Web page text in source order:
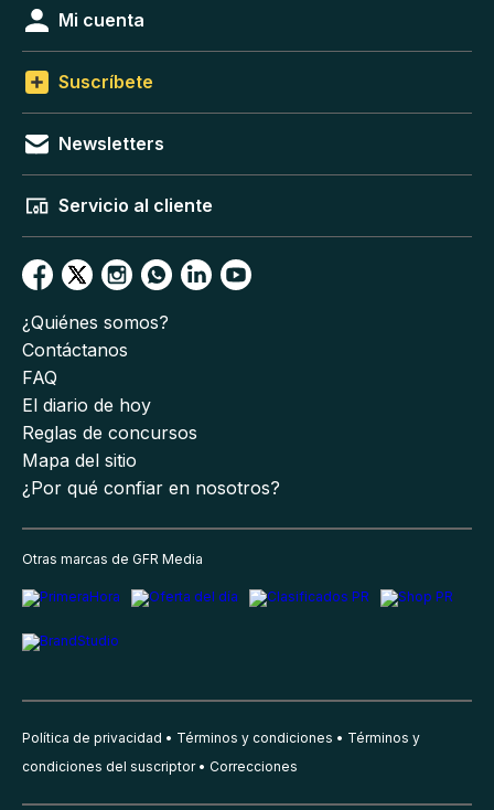
Mi cuenta
Suscríbete
Newsletters
Servicio al cliente
¿Quiénes somos?
Contáctanos
FAQ
El diario de hoy
Reglas de concursos
Mapa del sitio
¿Por qué confiar en nosotros?
Otras marcas de GFR Media
Política de privacidad Términos y condiciones
Términos y
condiciones del suscriptor
Correcciones